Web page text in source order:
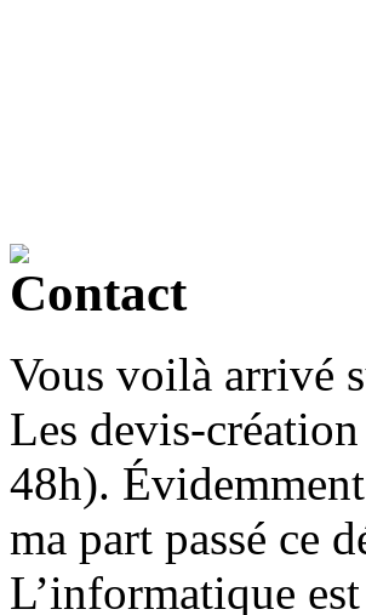
Vous voilà arrivé
Les devis-
48h).
ma part passé ce
L’informatique